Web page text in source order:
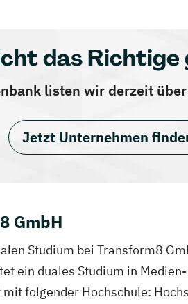
das Richtige
listen wir derzeit
Jetzt Unternehmen
GmbH
Studium bei Transform8
ein duales Studium in
folgender Hochschule: